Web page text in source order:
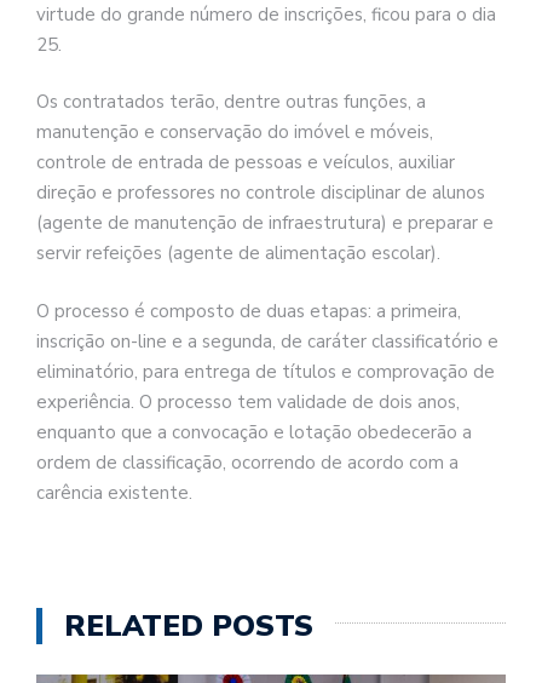
virtude do grande número de inscrições, ficou para o dia
25.
Os contratados terão, dentre outras funções, a
manutenção e conservação do imóvel e móveis,
controle de entrada de pessoas e veículos, auxiliar
direção e professores no controle disciplinar de alunos
(agente de manutenção de infraestrutura) e preparar e
servir refeições (agente de alimentação escolar).
O processo é composto de duas etapas: a primeira,
inscrição on-line e a segunda, de caráter classificatório e
eliminatório, para entrega de títulos e comprovação de
experiência. O processo tem validade de dois anos,
enquanto que a convocação e lotação obedecerão a
ordem de classificação, ocorrendo de acordo com a
carência existente.
RELATED POSTS